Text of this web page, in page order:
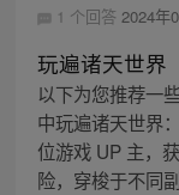
1 个回答 2024年
玩遍诸天世界
以下为您推荐一
中玩遍诸天世界
位游戏 UP 主，
险，穿梭于不同